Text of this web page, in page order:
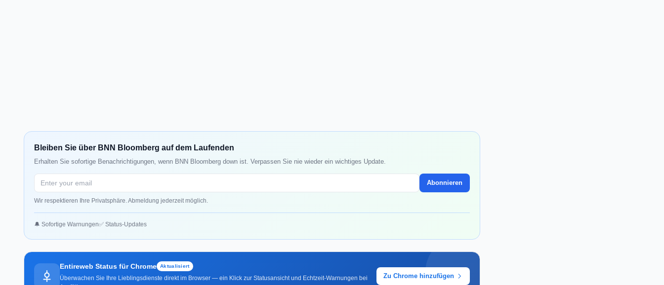
Bleiben Sie über BNN Bloomberg auf dem Laufenden
Erhalten Sie sofortige Benachrichtigungen, wenn BNN Bloomberg down ist. Verpassen Sie nie wieder ein wichtiges Update.
Abonnieren
Wir respektieren Ihre Privatsphäre. Abmeldung jederzeit möglich.
🔔 Sofortige Warnungen✅ Status-Updates
Entireweb Status für Chrome Aktualisiert
Überwachen Sie Ihre Lieblingsdienste direkt im Browser — ein Klick zur Statusansicht und Echtzeit-Warnungen bei
Zu Chrome hinzufügen